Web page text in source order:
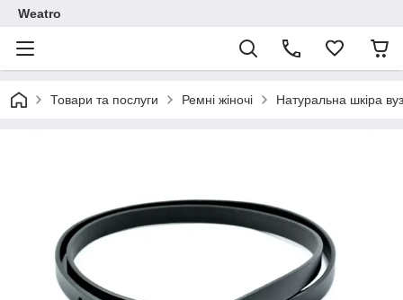
Weatro
Товари та послуги Ремні жіночі Натуральна шкіра